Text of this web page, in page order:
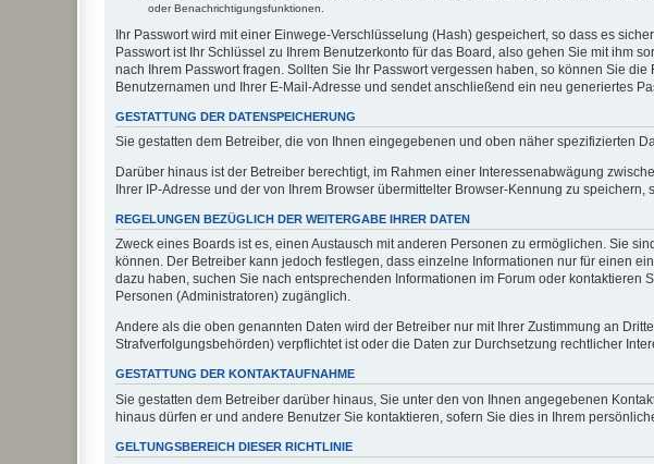
oder Benachrichtigungsfunktionen.
Ihr Passwort wird mit einer Einwege-Verschlüsselung (Hash) gespeichert, so dass es
Passwort ist Ihr Schlüssel zu Ihrem Benutzerkonto für das Board, also gehen Sie mit ihm
nach Ihrem Passwort fragen. Sollten Sie Ihr Passwort vergessen haben, so können Sie
Benutzernamen und Ihrer E-Mail-Adresse und sendet anschließend ein neu generiertes
GESTATTUNG DER DATENSPEICHERUNG
Sie gestatten dem Betreiber, die von Ihnen eingegebenen und oben näher spezifizierten
Darüber hinaus ist der Betreiber berechtigt, im Rahmen einer Interessenabwägung
Ihrer IP-Adresse und der von Ihrem Browser übermittelter Browser-Kennung zu
REGELUNGEN BEZÜGLICH DER WEITERGABE IHRER DATEN
Zweck eines Boards ist es, einen Austausch mit anderen Personen zu ermöglichen. Sie
können. Der Betreiber kann jedoch festlegen, dass einzelne Informationen nur für einen
dazu haben, suchen Sie nach entsprechenden Informationen im Forum oder
Personen (Administratoren) zugänglich.
Andere als die oben genannten Daten wird der Betreiber nur mit Ihrer Zustimmung an
Strafverfolgungsbehörden) verpflichtet ist oder die Daten zur Durchsetzung rechtlicher
GESTATTUNG DER KONTAKTAUFNAHME
Sie gestatten dem Betreiber darüber hinaus, Sie unter den von Ihnen angegebenen
hinaus dürfen er und andere Benutzer Sie kontaktieren, sofern Sie dies in Ihrem
GELTUNGSBEREICH DIESER RICHTLINIE